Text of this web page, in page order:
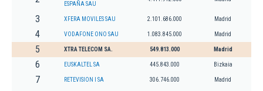
ESPAÑA SAU
3 XFERA MOVILES SAU 2.101.686.000 Madrid
4 VODAFONE ONO SAU 1.083.845.000 Madrid
5 XTRA TELECOM SA. 549.813.000 Madrid
6 EUSKALTEL SA 445.843.000 Bizkaia
7 RETEVISION I SA 306.746.000 Madrid